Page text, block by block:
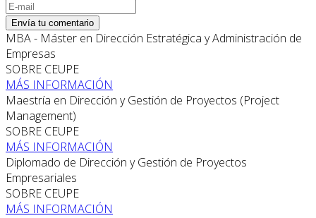
Envía tu comentario
MBA - Máster en Dirección Estratégica y Administración de
Empresas
SOBRE CEUPE
MÁS INFORMACIÓN
Maestría en Dirección y Gestión de Proyectos (Project
Management)
SOBRE CEUPE
MÁS INFORMACIÓN
Diplomado de Dirección y Gestión de Proyectos
Empresariales
SOBRE CEUPE
MÁS INFORMACIÓN